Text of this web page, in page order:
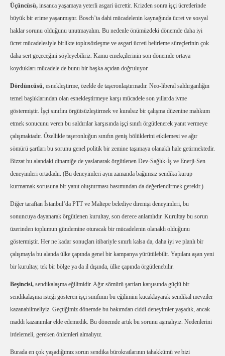
Üçüncüsü, insanca yaşamaya yeterli asgari ücrettir. Krizden sonra işçi ücretlerinde
büyük bir erime yaşanmıştır. Bosch’ta dahi mücadelenin kaynağında ücret ve sosyal
haklar sorunu olduğunu unutmayalım. Bu nedenle önümüzdeki dönemde daha iyi
ücret mücadelesiyle birlikte toplusözleşme ve asgari ücreti belirleme süreçlerinin çok
daha sert geçeceğini söyleyebiliriz. Kamu emekçilerinin son dönemde ortaya
koydukları mücadele de bunu bir başka açıdan doğruluyor.
Dördüncüsü, esnekleştirme, özelde de taşeronlaştırmadır. Neo-liberal saldırganlığın
temel başlıklarından olan esnekleştirmeye karşı mücadele son yıllarda ivme
göstermiştir. İşçi sınıfını örgütsüzleştirmek ve kuralsız bir çalışma düzenine mahkum
etmek sonucunu veren bu saldırılar karşısında işçi sınıfı örgütlenerek yanıt vermeye
çalışmaktadır. Özellikle taşeronluğun sınıfın geniş bölüklerini etkilemesi ve ağır
sömürü şartları bu sorunu genel politik bir zemine taşımaya olanaklı hale getirmektedir.
Bizzat bu alandaki dinamiğe de yaslanarak örgütlenen Dev-Sağlık-İş ve Enerji-Sen
deneyimleri ortadadır. (Bu deneyimleri aynı zamanda bağımsız sendika kurup
kurmamak sorusuna bir yanıt oluşturması basımından da değerlendirmek gerekir.)
Diğer taraftan İstanbul’da PTTve Maltepe belediye direnişi deneyimleri, bu
sonuncuya dayanarak örgütlenen kurultay, son derece anlamlıdır. Kurultay bu sorun
üzerinden toplumun gündemine oturacak bir mücadelenin olanaklı olduğunu
göstermiştir. Her ne kadar sonuçları itibariyle sınırlı kalsa da, daha iyi ve planlı bir
çalışmayla bu alanda ülke çapında genel bir kampanya yürütülebilir. Yapılanı aşan yeni
bir kurultay, tek bir bölge ya da il dışında, ülke çapında örgütlenebilir.
Beşincisi, sendikalaşma eğilimidir. Ağır sömürü şartları karşısında güçlü bir
sendikalaşma isteği gösteren işçi sınıfının bu eğilimini kucaklayarak sendikal mevziler
kazanabilmeliyiz. Geçtiğimiz dönemde bu bakımdan ciddi deneyimler yaşadık, ancak
maddi kazanımlar elde edemedik. Bu dönemde artık bu sorunu aşmalıyız. Nedenlerini
irdelemeli, gereken önlemleri almalıyız.
Burada en çok yaşadığımız sorun sendika bürokratlarının tahakkümü ve bizi